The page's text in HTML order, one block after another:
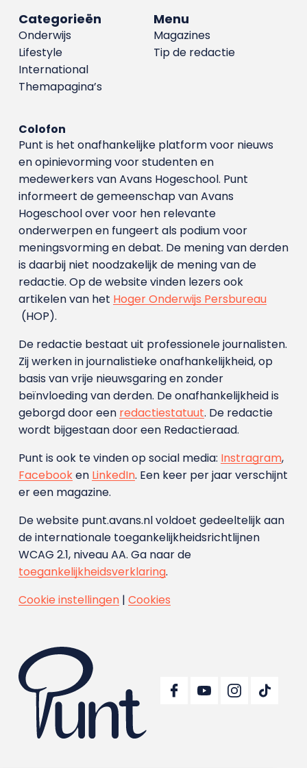
Menu
Magazines
Tip de redactie
Categorieën
Onderwijs
Lifestyle
International
Themapagina’s
Colofon
Punt is het onafhankelijke platform voor nieuws
en opinievorming voor studenten en
medewerkers van Avans Hoge­school. Punt
informeert de gemeenschap van Avans
Hogeschool over voor hen relevante
onderwerpen en fungeert als podium voor
meningsvorming en debat. De mening van derden
is daarbij niet noodzakelijk de mening van de
redactie. Op de website vinden lezers ook
artikelen van het Hoger Onderwijs Persbureau
(HOP).
De redactie bestaat uit professionele journalisten.
Zij werken in journalistieke onafhankelijkheid, op
basis van vrije nieuwsgaring en zonder
beïnvloeding van derden. De onafhankelijkheid is
geborgd door een redactiestatuut. De redactie
wordt bijgestaan door een Redactieraad.
Punt is ook te vinden op social media: Instragram,
Facebooken LinkedIn. Een keer per jaar verschijnt
er een magazine.
De website punt.avans.nl voldoet gedeeltelijk aan
de internationale toegankelijkheidsrichtlijnen
WCAG 2.1, niveau AA. Ga naar de
toegankelijkheidsverklaring.
Cookie instellingen| Cookies